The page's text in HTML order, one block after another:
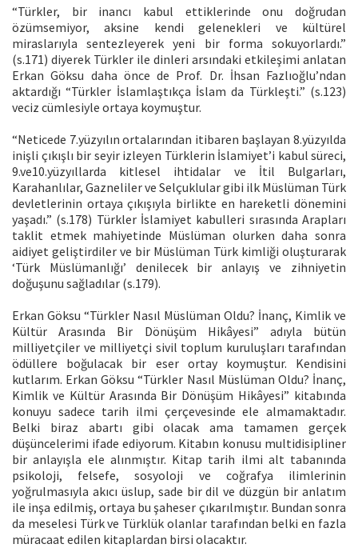
“Türkler, bir inancı kabul ettiklerinde onu doğrudan
özümsemiyor, aksine kendi gelenekleri ve kültürel
miraslarıyla sentezleyerek yeni bir forma sokuyorlardı.”
(s.171) diyerek Türkler ile dinleri arsındaki etkileşimi anlatan
Erkan Göksu daha önce de Prof. Dr. İhsan Fazlıoğlu’ndan
aktardığı “Türkler İslamlaştıkça İslam da Türkleşti.” (s.123)
veciz cümlesiyle ortaya koymuştur.
“Neticede 7.yüzyılın ortalarından itibaren başlayan 8.yüzyılda
inişli çıkışlı bir seyir izleyen Türklerin İslamiyet’i kabul süreci,
9.ve10.yüzyıllarda kitlesel ihtidalar ve İtil Bulgarları,
Karahanlılar, Gazneliler ve Selçuklular gibi ilk Müslüman Türk
devletlerinin ortaya çıkışıyla birlikte en hareketli dönemini
yaşadı.” (s.178) Türkler İslamiyet kabulleri sırasında Arapları
taklit etmek mahiyetinde Müslüman olurken daha sonra
aidiyet geliştirdiler ve bir Müslüman Türk kimliği oluşturarak
‘Türk Müslümanlığı’ denilecek bir anlayış ve zihniyetin
doğuşunu sağladılar (s.179).
Erkan Göksu “Türkler Nasıl Müslüman Oldu? İnanç, Kimlik ve
Kültür Arasında Bir Dönüşüm Hikâyesi” adıyla bütün
milliyetçiler ve milliyetçi sivil toplum kuruluşları tarafından
ödüllere boğulacak bir eser ortay koymuştur. Kendisini
kutlarım. Erkan Göksu “Türkler Nasıl Müslüman Oldu? İnanç,
Kimlik ve Kültür Arasında Bir Dönüşüm Hikâyesi” kitabında
konuyu sadece tarih ilmi çerçevesinde ele almamaktadır.
Belki biraz abartı gibi olacak ama tamamen gerçek
düşüncelerimi ifade ediyorum. Kitabın konusu multidisipliner
bir anlayışla ele alınmıştır. Kitap tarih ilmi alt tabanında
psikoloji, felsefe, sosyoloji ve coğrafya ilimlerinin
yoğrulmasıyla akıcı üslup, sade bir dil ve düzgün bir anlatım
ile inşa edilmiş, ortaya bu şaheser çıkarılmıştır. Bundan sonra
da meselesi Türk ve Türklük olanlar tarafından belki en fazla
müracaat edilen kitaplardan birsi olacaktır.